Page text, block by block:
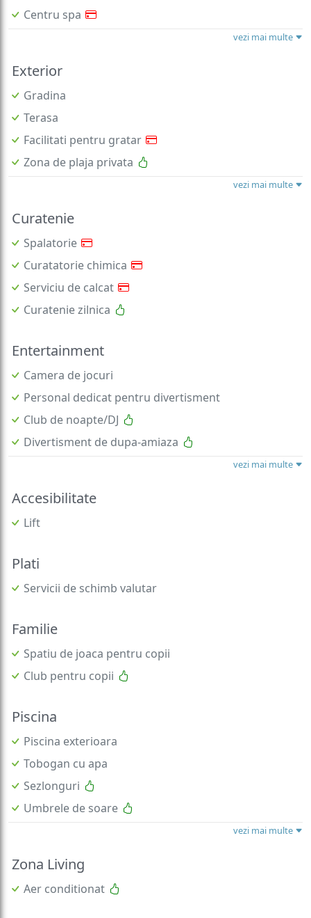
Centru spa
vezi mai multe
Exterior
Gradina
Terasa
Facilitati pentru gratar
Zona de plaja privata
vezi mai multe
Curatenie
Spalatorie
Curatatorie chimica
Serviciu de calcat
Curatenie zilnica
Entertainment
Camera de jocuri
Personal dedicat pentru divertisment
Club de noapte/DJ
Divertisment de dupa-amiaza
vezi mai multe
Accesibilitate
Lift
Plati
Servicii de schimb valutar
Familie
Spatiu de joaca pentru copii
Club pentru copii
Piscina
Piscina exterioara
Tobogan cu apa
Sezlonguri
Umbrele de soare
vezi mai multe
Zona Living
Aer conditionat